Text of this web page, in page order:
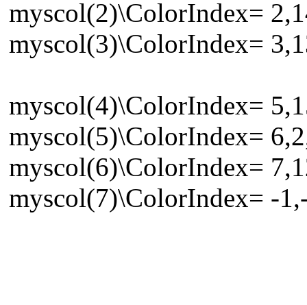
myscol(2)\ColorIndex=
myscol(3)\ColorIndex=
myscol(4)\ColorIndex=
myscol(5)\ColorIndex=
myscol(6)\ColorIndex=
myscol(7)\ColorIndex= -